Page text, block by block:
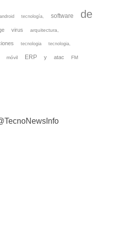
android tecnología, software de
virus arquitectura,
tecnologia tecnologia,
móvil ERP y atac FM